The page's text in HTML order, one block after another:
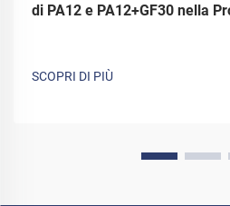
di PA12 e PA12+GF30 nella
SCOPRI DI PIÙ